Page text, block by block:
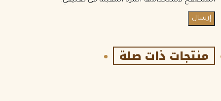
منتجات ذات صلة